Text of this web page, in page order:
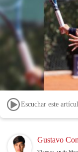
Escuchar este
Image Gustavo